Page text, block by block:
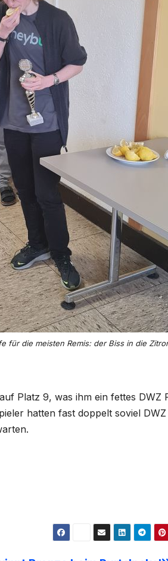
für die meisten Remis: der Biss in die
Platz 9, was ihm ein fettes DWZ
hatten fast doppelt soviel